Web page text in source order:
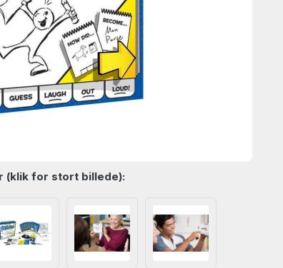
(klik for stort billede):